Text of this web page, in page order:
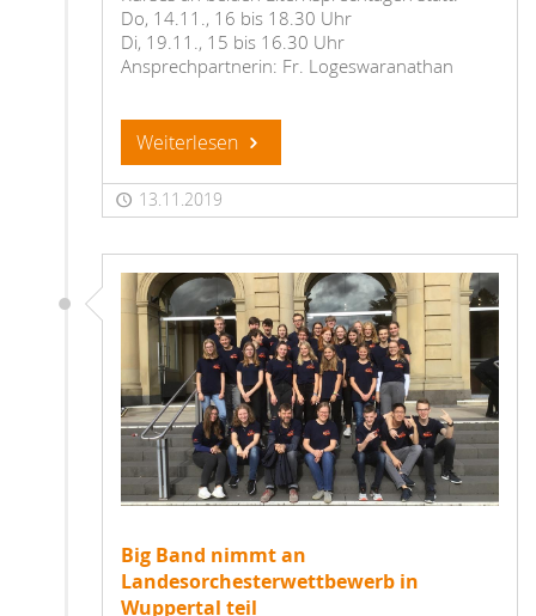
Do, 14.11., 16 bis 18.30 Uhr
Di, 19.11., 15 bis 16.30 Uhr
Ansprechpartnerin: Fr. Logeswaranathan
Weiterlesen
13.11.2019
Big Band nimmt an
Landesorchesterwettbewerb in
Wuppertal teil